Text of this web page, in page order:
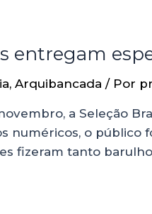
entregam
, Arquibancada / Por
a Seleção
numéricos, o público
fizeram tanto